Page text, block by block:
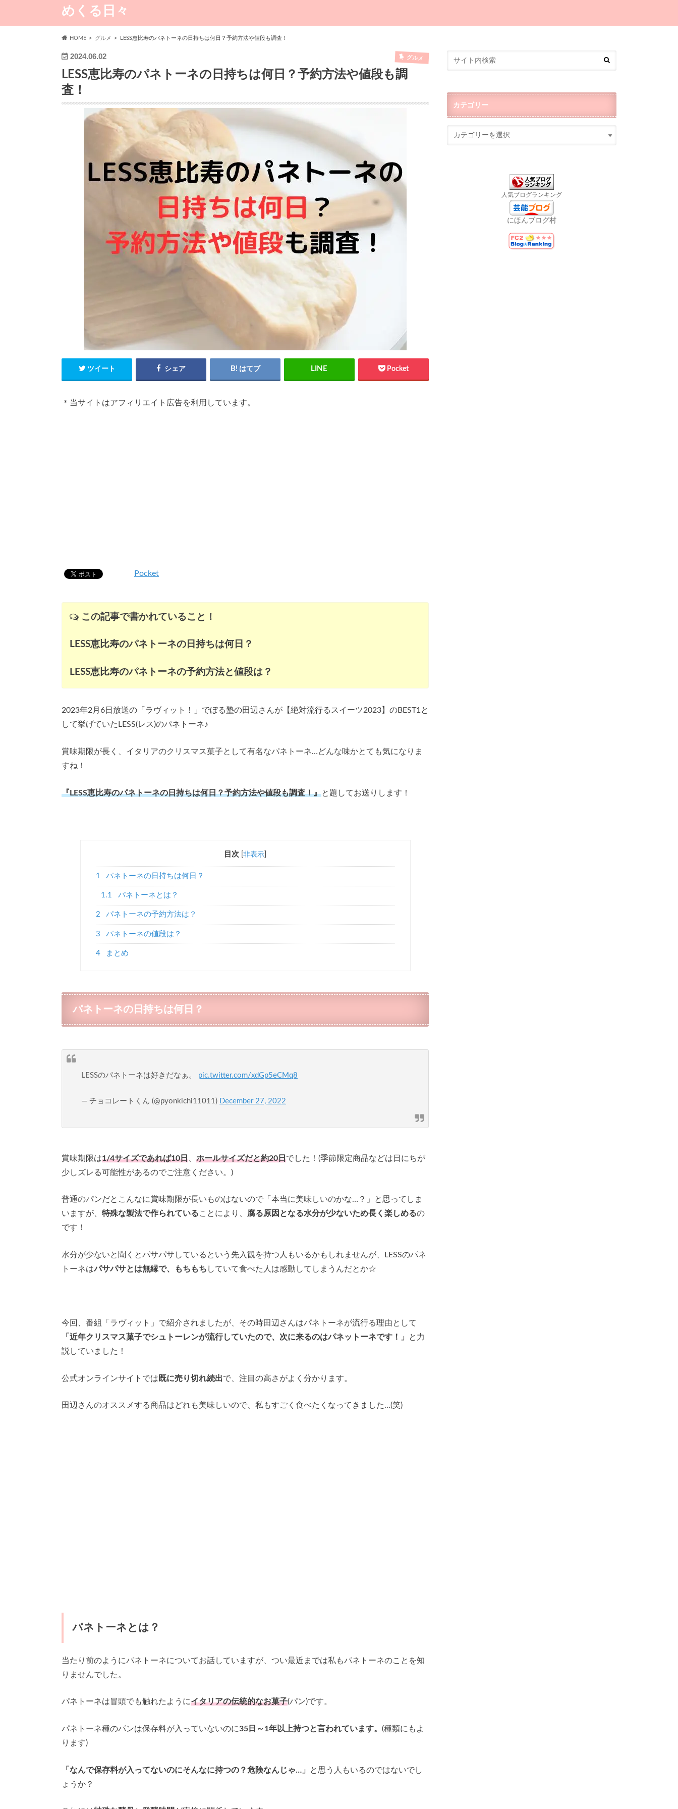
めくる日々
HOME グルメ LESS恵比寿のパネトーネの日持ちは何日？予約方法や値段も調査！
2024.06.02 グルメ
LESS恵比寿のパネトーネの日持ちは何日？予約方法や値段も調
査！
ツイート シェア はてブ Pocket
＊当サイトはアフィリエイト広告を利用しています。
Pocket
この記事で書かれていること！
LESS恵比寿のパネトーネの日持ちは何日？
LESS恵比寿のパネトーネの予約方法と値段は？
2023年2月6日放送の「ラヴィット！」でぼる塾の田辺さんが【絶対流行るスイーツ2023】のBEST1と
して挙げていたLESS(レス)のパネトーネ♪
賞味期限が長く、イタリアのクリスマス菓子として有名なパネトーネ…どんな味かとても気になりま
すね！
『LESS恵比寿のパネトーネの日持ちは何日？予約方法や値段も調査！』と題してお送りします！
目次 非表示
1 パネトーネの日持ちは何日？
1.1 パネトーネとは？
2 パネトーネの予約方法は？
3 パネトーネの値段は？
4 まとめ
パネトーネの日持ちは何日？
LESSのパネトーネは好きだなぁ。 pic.twitter.com/xdGp5eCMq8
— チョコレートくん (@pyonkichi11011) December 27, 2022
賞味期限は1/4サイズであれば10日 ホールサイズだと約20日でした！(季節限定商品などは日にちが
少しズレる可能性があるのでご注意ください。)
普通のパンだとこんなに賞味期限が長いものはないので「本当に美味しいのかな…？」と思ってしま
いますが、 特殊な製法で作られていることにより、 腐る原因となる水分が少ないため長く楽しめるの
です！
水分が少ないと聞くとパサパサしているという先入観を持つ人もいるかもしれませんが、LESSのパネ
トーネはパサパサとは無縁で、もちもち していて食べた人は感動してしまうんだとか☆
今回、番組「ラヴィット」で紹介されましたが、その時田辺さんはパネトーネが流行る理由として
「近年クリスマス菓子でシュトーレンが流行していたので、次に来るのはパネットーネです！」
と力
説していました！
公式オンラインサイトでは 既に売り切れ続出で、注目の高さがよく分かります。
田辺さんのオススメする商品はどれも美味しいので、私もすごく食べたくなってきました…(笑)
パネトーネとは？
当たり前のようにパネトーネについてお話していますが、つい最近までは私もパネトーネのことを知
りませんでした。
パネトーネは冒頭でも触れたようにイタリアの伝統的なお菓子(パン)です。
パネトーネ種のパンは保存料が入っていないのに35日～1年以上持つと言われています。 (種類にもよ
ります)
「なんで保存料が入ってないのにそんなに持つの？危険なんじゃ…」
と思う人もいるのではないでし
ょうか？
カテゴリー
人気ブログランキング
にほんブログ村